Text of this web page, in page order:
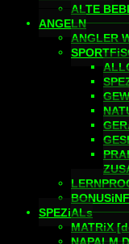
ALTE
ANGELN
ANGLER
SPEZiALs
MATRiX
NAPALM